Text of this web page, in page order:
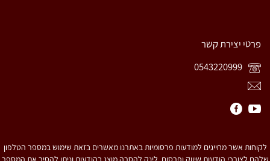
פרטי יצירת קשר
לקוחות אשר מחייגים למודעות פרסומיות באתרנו מאשרים בזאת שימוש במספר הטלפון